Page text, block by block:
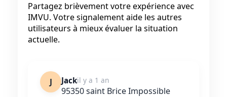
Partagez brièvement votre expérience avec
IMVU. Votre signalement aide les autres
utilisateurs à mieux évaluer la situation
actuelle.
J Jackil y a 1 an
95350 saint Brice Impossible